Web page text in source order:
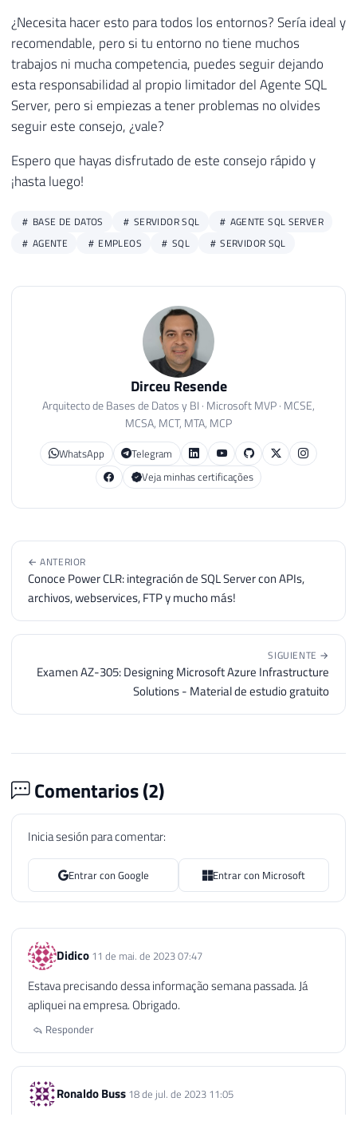
¿Necesita hacer esto para todos los entornos? Sería ideal y
recomendable, pero si tu entorno no tiene muchos
trabajos ni mucha competencia, puedes seguir dejando
esta responsabilidad al propio limitador del Agente SQL
Server, pero si empiezas a tener problemas no olvides
seguir este consejo, ¿vale?
Espero que hayas disfrutado de este consejo rápido y
¡hasta luego!
BASE DE DATOS SERVIDOR SQL
AGENTE SQL SERVER
AGENTE
EMPLEOS SQL SERVIDOR SQL
Dirceu Resende
Arquitecto de Bases de Datos y BI · Microsoft MVP · MCSE,
MCSA, MCT, MTA, MCP
WhatsApp
Telegram
Veja minhas certificações
← ANTERIOR
Conoce Power CLR: integración de SQL Server con APIs,
archivos, webservices, FTP y mucho más!
SIGUIENTE →
Examen AZ-305: Designing Microsoft Azure Infrastructure
Solutions - Material de estudio gratuito
Comentarios (2)
Inicia sesión para comentar:
Entrar con Google Entrar con Microsoft
Didico 11 de mai. de 2023 07:47
Estava precisando dessa informação semana passada. Já
apliquei na empresa. Obrigado.
Responder
Ronaldo Buss 18 de jul. de 2023 11:05